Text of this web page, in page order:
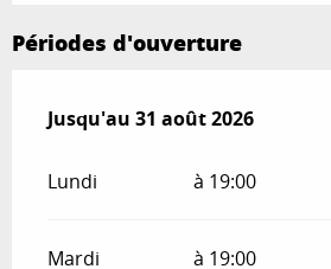
Périodes d'ouverture
Du14 mai 2026au31 août 2026
Jusqu'au 31 août 2026
Lundi à 19:00
Mardi à 19:00